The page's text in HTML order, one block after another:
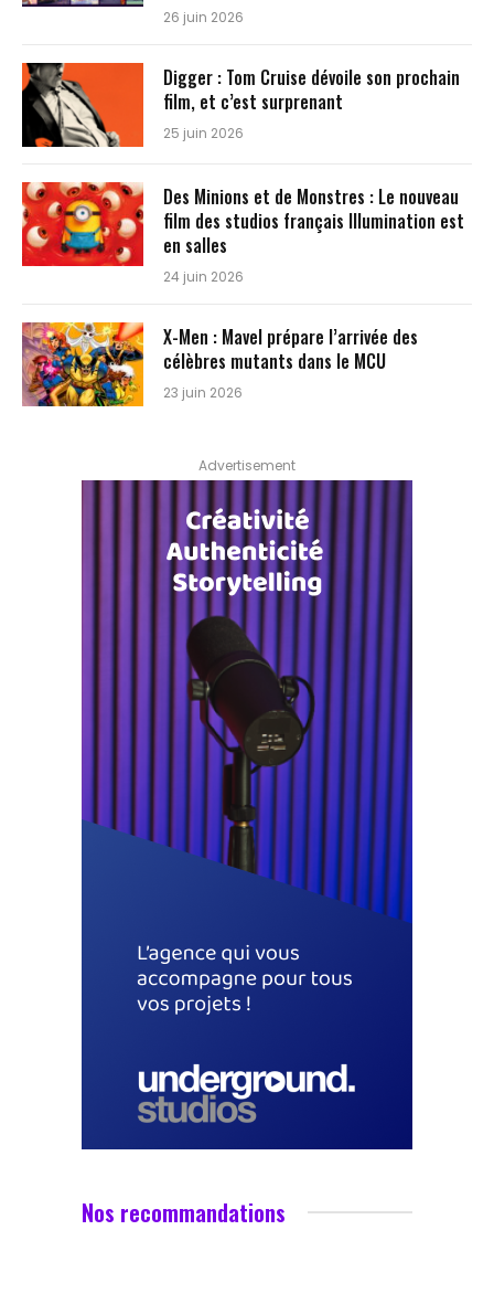
26 juin 2026
Digger : Tom Cruise dévoile son prochain
film, et c’est surprenant
25 juin 2026
Des Minions et de Monstres : Le nouveau
film des studios français Illumination est
en salles
24 juin 2026
X-Men : Mavel prépare l’arrivée des
célèbres mutants dans le MCU
23 juin 2026
Advertisement
Nos recommandations